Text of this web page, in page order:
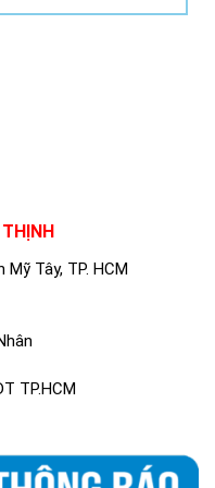
Tây, TP. HCM
TP.HCM